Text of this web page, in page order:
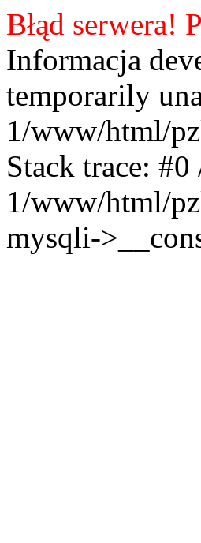
Błąd serwera!
Informacja
temporarily
1/www/html/
Stack trace:
1/www/html/
mysqli-